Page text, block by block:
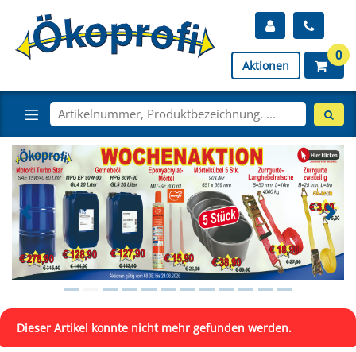
Aktionen
0
Dieser Artikel konnte nicht mehr gefunden werden.